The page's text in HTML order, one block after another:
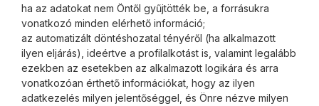
ha az adatokat nem Öntől gyűjtötték be, a forrásukra
vonatkozó minden elérhető információ;
az automatizált döntéshozatal tényéről (ha alkalmazott
ilyen eljárás), ideértve a profilalkotást is, valamint legalább
ezekben az esetekben az alkalmazott logikára és arra
vonatkozóan érthető információkat, hogy az ilyen
adatkezelés milyen jelentőséggel, és Önre nézve milyen